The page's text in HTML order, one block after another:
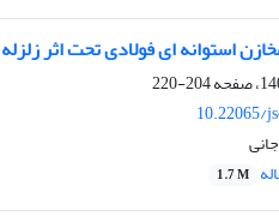
استوانه ای فولادی تحت اثر
204-220
10.22065/
1.7 M